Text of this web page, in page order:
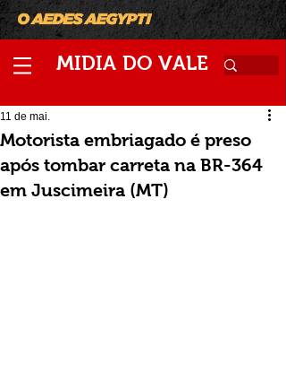
MIDIA DO VALE
Motorista embriagado é preso
após tombar carreta na BR-364
em Juscimeira (MT)
11 de mai.